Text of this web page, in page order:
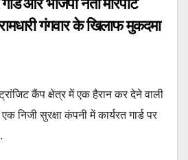
गंगवार के खिलाफ मुकदमा
कैंप क्षेत्र में एक हैरान कर देने वाली
निजी सुरक्षा कंपनी में कार्यरत गार्ड पर